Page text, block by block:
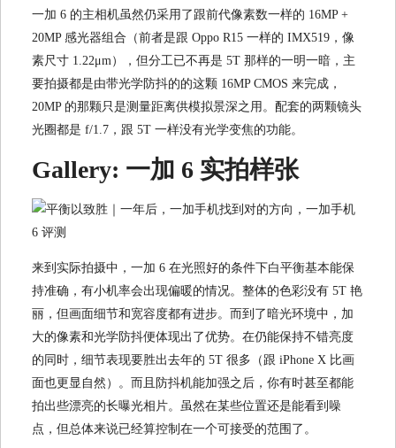
一加 6 的主相机虽然仍采用了跟前代像素数一样的 16MP +
20MP 感光器组合（前者是跟 Oppo R15 一样的 IMX519，像
素尺寸 1.22μm），但分工已不再是 5T 那样的一明一暗，主
要拍摄都是由带光学防抖的的这颗 16MP CMOS 来完成，
20MP 的那颗只是测量距离供模拟景深之用。配套的两颗镜头
光圈都是 f/1.7，跟 5T 一样没有光学变焦的功能。
Gallery: 一加 6 实拍样张
来到实际拍摄中，一加 6 在光照好的条件下白平衡基本能保
持准确，有小机率会出现偏暖的情况。整体的色彩没有 5T 艳
丽，但画面细节和宽容度都有进步。而到了暗光环境中，加
大的像素和光学防抖便体现出了优势。在仍能保持不错亮度
的同时，细节表现要胜出去年的 5T 很多（跟 iPhone X 比画
面也更显自然）。而且防抖机能加强之后，你有时甚至都能
拍出些漂亮的长曝光相片。虽然在某些位置还是能看到噪
点，但总体来说已经算控制在一个可接受的范围了。